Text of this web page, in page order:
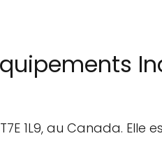
1L9, au Canada. Elle